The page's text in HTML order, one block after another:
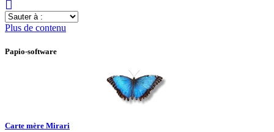
Sauter
à
Plus de contenu
Papio-software
Carte mère Mirari